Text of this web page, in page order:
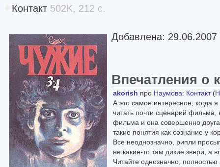
Контакт 502K, 212 с.
Добавлена: 29.06.2007
Впечатления о
akorish про Наумова: Контакт(
А это самое интересное, когда я
читать почти сценарий фильма,
фильма и она совершенно
такие понятия как сознание у
Все неоднозначно, рипли
не какие-то там дикие звери, а
Читайте однозначно, полностью